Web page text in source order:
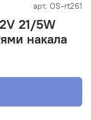
арт. OS-rt261
21/5W
накала